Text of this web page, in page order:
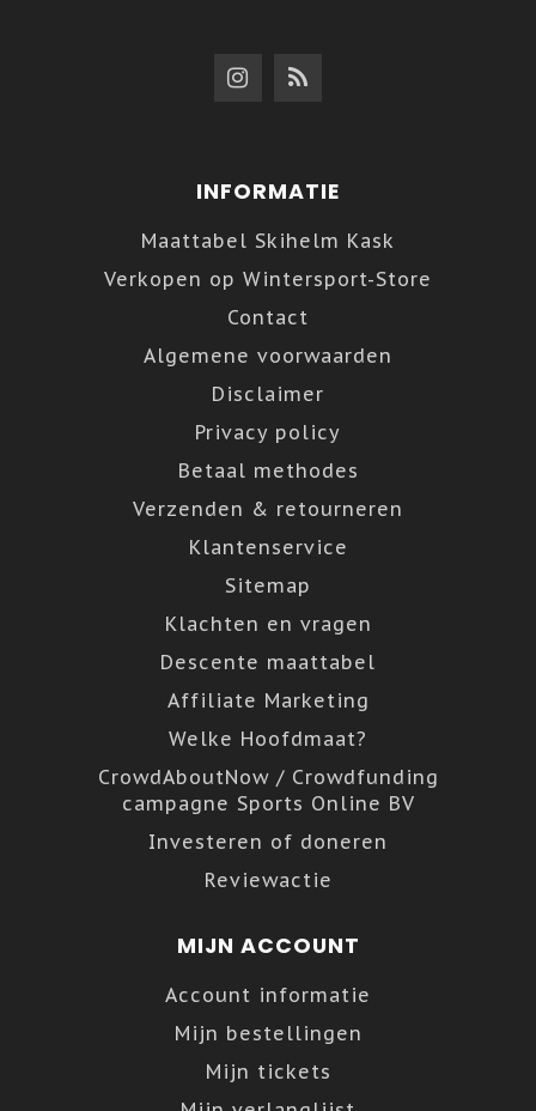
INFORMATIE
Maattabel Skihelm Kask
Verkopen op Wintersport-Store
Contact
Algemene voorwaarden
Disclaimer
Privacy policy
Betaal methodes
Verzenden & retourneren
Klantenservice
Sitemap
Klachten en vragen
Descente maattabel
Affiliate Marketing
Welke Hoofdmaat?
CrowdAboutNow / Crowdfunding
campagne Sports Online BV
Investeren of doneren
Reviewactie
MIJN ACCOUNT
Account informatie
Mijn bestellingen
Mijn tickets